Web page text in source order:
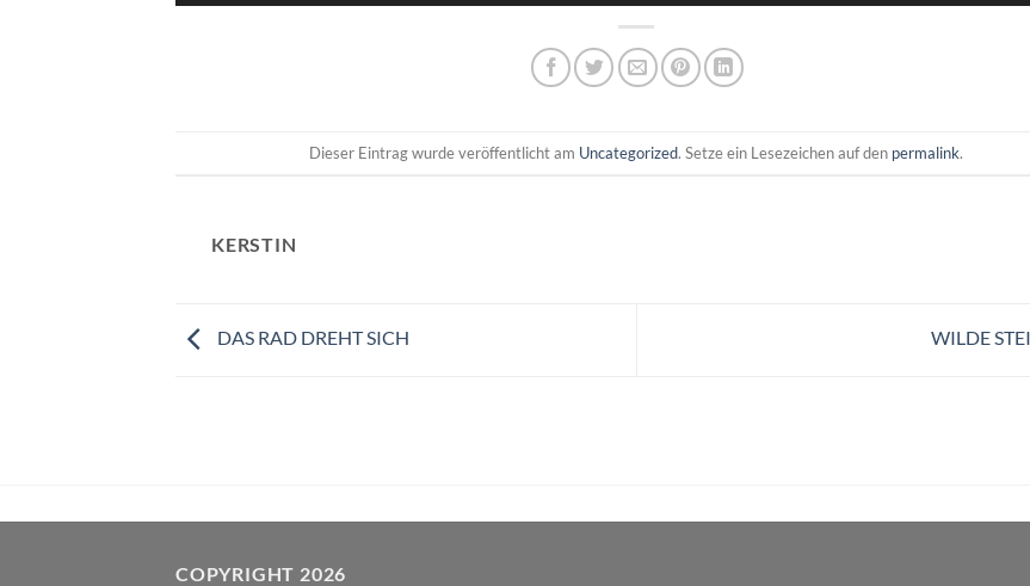
Dieser Eintrag wurde veröffentlicht am Uncategorized. Setze ein Lesezeichen auf den permalink.
KERSTIN
DAS RAD DREHT SICH WILDE
COPYRIGHT 2026